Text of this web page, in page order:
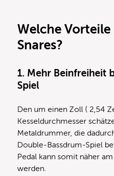
Welche Vorteile
Snares?
1. Mehr Beinfreiheit
Spiel
Den um einen Zoll ( 2,54
Kesseldurchmesser
Metaldrummer, die
Double-Bassdrum-Spiel
Pedal kann somit näher
werden.